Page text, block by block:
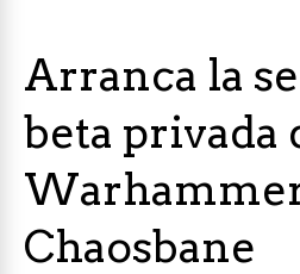
Arranca la
beta privada
Chaosbane